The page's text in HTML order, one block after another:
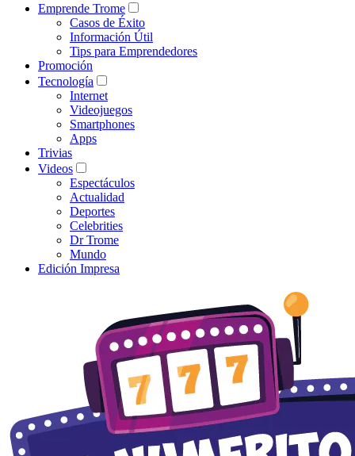
Emprende Trome
Casos de Éxito
Información Útil
Tips para Emprendedores
Promoción
Tecnología
Internet
Videojuegos
Smartphones
Apps
Trivias
Videos
Espectáculos
Actualidad
Deportes
Celebrities
Dr Trome
Mundo
Edición Impresa